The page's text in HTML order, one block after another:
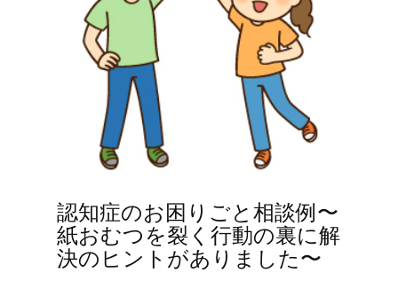
認知症のお困りごと相談例〜
紙おむつを裂く行動の裏に解
決のヒントがありました〜